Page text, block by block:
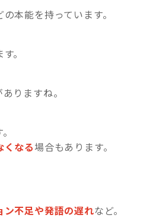
本能を持っています。
。
りますね。
くなる場合もあります。
不足や発語の遅れなど。